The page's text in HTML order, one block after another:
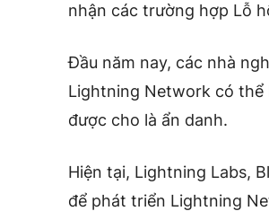
nhận các trường hợp Lỗ
Đầu năm nay, các nhà
Lightning Network có thể
được cho là ẩn danh.
Hiện tại, Lightning Labs,
để phát triển Lightning